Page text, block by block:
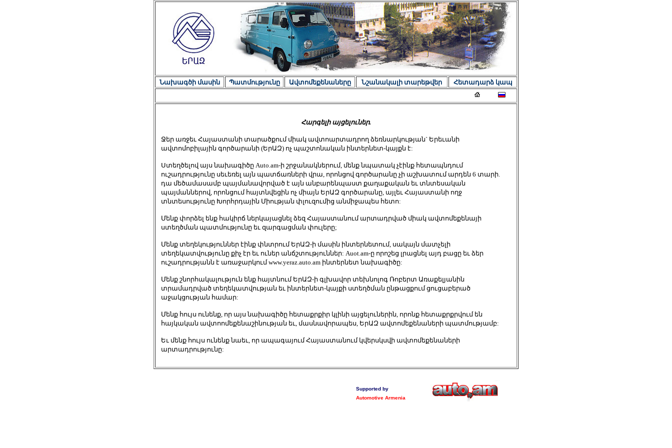
Նախագծի մասին Պատմությունը Ավտոմեքենաները Նշանակալի տարեթվեր Հետադարձ կապ
Հարգելի այցելուներ.
Ջեր առջեւ Հայաստանի տարածքում միակ ավտոարտադրող ձեռնարկության` Երեւանի
ավտոմոբիլային գործարանի (ԵրԱԶ) ոչ պաշտոնական ինտերնետ-կայքն է:
Ստեղծելով այս նախագիծը Auto.am-ի շրջանակներում, մենք նպատակ չէինք հետապնդում
ուշադրությունը սեւեռել այն պատճառների վրա, որոնցով գործարանը չի աշխատում արդեն 6 տարի.
դա մեծամասամբ պայմանավորված է այն անբարենպաստ քաղաքական եւ տնտեսական
պայմաններով, որոնցում հայտնվեցին ոչ միայն ԵրԱԶ գործարանը, այլեւ Հայաստանի ողջ
տնտեսությունը Խորհրդային Միության փլուզումից անմիջապես հետո:
Մենք փորձել ենք հակիրճ ներկայացնել ձեզ Հայաստանում արտադրված միակ ավտոմեքենայի
ստեղծման պատմությունը եւ զարգացման փուլերը;
Մենք տեղեկություններ էինք փնտրում ԵրԱԶ-ի մասին ինտերնետում, սակայն մատչելի
տեղեկատվությունը քիչ էր եւ ուներ անճշտություններ: Auot.am-ը որոշեց լրացնել այդ բացը եւ ձեր
ուշադրությանն է առաջարկում www.yeraz.auto.am ինտերնետ նախագիծը:
Մենք շնորհակալություն ենք հայտնում ԵրԱԶ-ի գլխավոր տեխնոլոգ Ռոբերտ Առաքելյանին
տրամադրված տեղեկատվության եւ ինտերնետ-կայքի ստեղծման ընթացքում ցուցաբերած
աջակցության համար:
Մենք հույս ունենք, որ այս նախագիծը հետաքրքիր կլինի այցելուներին, որոնք հետաքրքրվում են
հայկական ավտոոմեքենաշինության եւ, մասնավորապես, ԵրԱԶ ավտոմեքենաների պատմությամբ:
Եւ մենք հույս ունենք նաեւ, որ ապագայում Հայաստանում կվերսկսվի ավտոմեքենաների
արտադրությունը:
Supported by
Automotive Armenia